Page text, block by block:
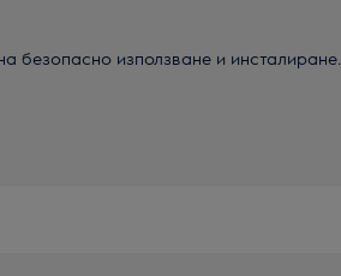
безопасно използване и инсталиране.